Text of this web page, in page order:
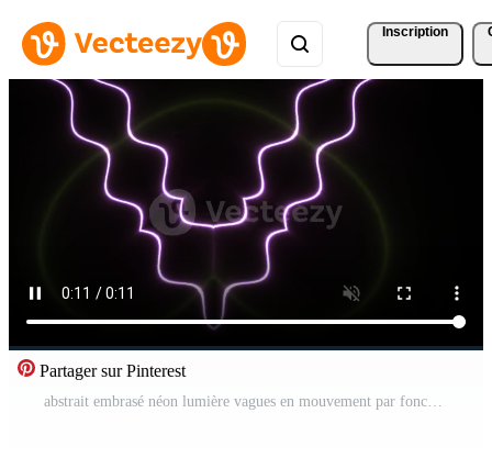
Inscription
Partager sur Pinterest
abstrait embrasé néon lumière vagues en mouvement par foncé espace. Vidéo Pro